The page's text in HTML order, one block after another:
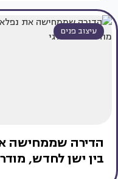
עיצוב פנים
הדירה שממחישה
בין ישן לחדש,